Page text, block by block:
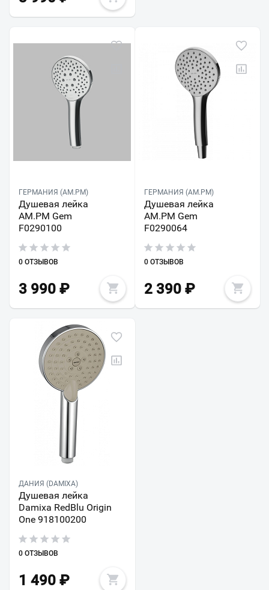
ГЕРМАНИЯ (AM.PM)
Душевая лейка
AM.PM Gem
F0290100
0 ОТЗЫВОВ
3 990 ₽
ГЕРМАНИЯ (AM.PM)
Душевая лейка
AM.PM Gem
F0290064
0 ОТЗЫВОВ
2 390₽
ДАНИЯ (DAMIXA)
Душевая лейка
Damixa RedBlu Origin
One 918100200
0 ОТЗЫВОВ
1 490 ₽